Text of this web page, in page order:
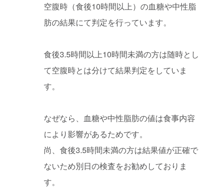
空腹時（食後10時間以上）の血糖や中性脂
肪の結果にて判定を行っています。
食後3.5時間以上10時間未満の方は随時とし
て空腹時とは分けて結果判定をしていま
す。
なぜなら、血糖や中性脂肪の値は食事内容
により影響があるためです。
尚、食後3.5時間未満の方は結果値が正確で
ないため別日の検査をお勧めしておりま
す。